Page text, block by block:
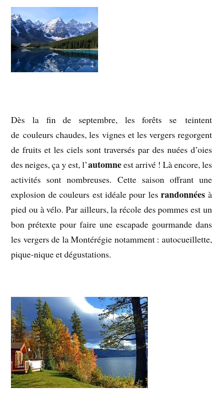
Dès la fin de septembre, les forêts se teintent
de couleurs chaudes, les vignes et les vergers regorgent
de fruits et les ciels sont traversés par des nuées d’oies
des neiges, ça y est, l’automneest arrivé ! Là encore, les
activités sont nombreuses. Cette saison offrant une
explosion de couleurs est idéale pour lesrandonnées à
pied ou à vélo. Par ailleurs, la récole des pommes est un
bon prétexte pour faire une escapade gourmande dans
les vergers de la Montérégie notamment : autocueillette,
pique-nique et dégustations.